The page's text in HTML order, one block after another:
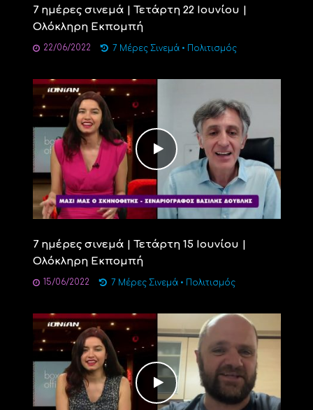
7 ημέρες σινεμά | Τετάρτη 22 Ιουνίου |
Ολόκληρη Εκπομπή
22/06/2022 7 Μέρες Σινεμά • Πολιτισμός
7 ημέρες σινεμά | Τετάρτη 15 Ιουνίου |
Ολόκληρη Εκπομπή
15/06/2022 7 Μέρες Σινεμά • Πολιτισμός